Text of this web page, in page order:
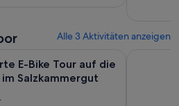
Alle 3 Aktivitäten anzeigen
E-Bike Tour auf die
Salzkammergut